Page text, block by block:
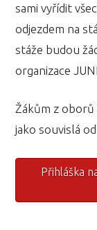
sami vyřídit
odjezdem na
stáže budou
organizace
Žákům z oborů
jako souvislá
Přihláška